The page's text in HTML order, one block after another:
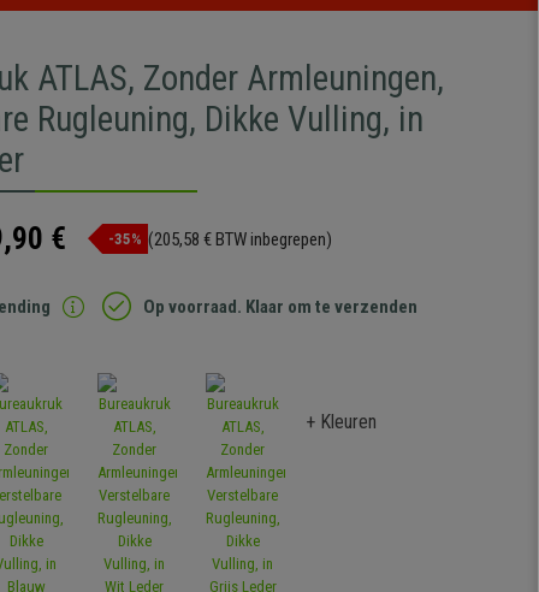
ATLAS, Zonder Armleuningen,
Rugleuning, Dikke Vulling, in
€ -35% (205,58 € BTW inbegrepen)
Op voorraad. Klaar om te verzenden
+ Kleuren